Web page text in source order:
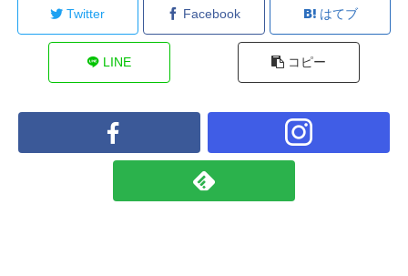
Twitter Facebook はてブ
LINE コピー